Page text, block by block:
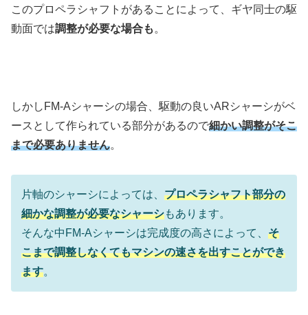
このプロペラシャフトがあることによって、ギヤ同士の駆
動面では調整が必要な場合も 。
しかしFM-Aシャーシの場合、駆動の良いARシャーシがベ
ースとして作られている部分があるので細かい調整がそこ
まで必要ありません。
片軸のシャーシによっては、 プロペラシャフト部分の
細かな調整が必要なシャーシもあります。
そんな中FM-Aシャーシは完成度の高さによって、 そ
こまで調整しなくてもマシンの速さを出すことができ
ます。